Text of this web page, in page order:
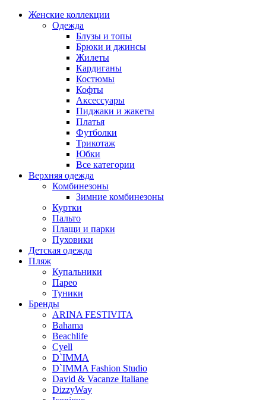
Женские коллекции
Одежда
Блузы и топы
Брюки и джинсы
Жилеты
Кардиганы
Костюмы
Кофты
Аксессуары
Пиджаки и жакеты
Платья
Футболки
Трикотаж
Юбки
Все категории
Верхняя одежда
Комбинезоны
Зимние комбинезоны
Куртки
Пальто
Плащи и парки
Пуховики
Детская одежда
Пляж
Купальники
Парео
Туники
Бренды
ARINA FESTIVITA
Bahama
Beachlife
Cyell
D`IMMA
D`IMMA Fashion Studio
David & Vacanze Italiane
DizzyWay